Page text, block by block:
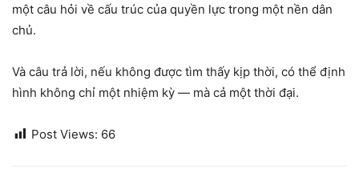
một câu hỏi về cấu trúc của quyền lực trong một nền dân
chủ.
Và câu trả lời, nếu không được tìm thấy kịp thời, có thể định
hình không chỉ một nhiệm kỳ — mà cả một thời đại.
Post Views: 66